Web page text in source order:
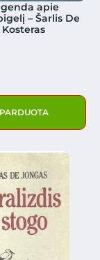
apie
– Šarlis De
Kosteras
PARDUOTA